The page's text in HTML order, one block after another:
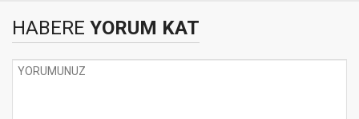
HABERE YORUM KAT